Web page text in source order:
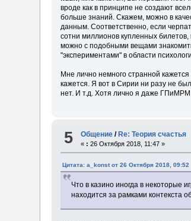
вроде как в принципе не создают
больше знаний. Скажем, можно в
данным. Соответственно, если
сотни миллионов купленных
можно с подобными вещами
"экспериментами" в области
Мне лично немного странной
кажется. Я вот в Сирии ни разу не
нет. И т.д. Хотя лично я даже ГПиМРМ
5 Общение / Re: Теория счастья
« : 26 Октября 2018, 11:47 »
Цитата: a_konst от 26 Октября 2018, 09:52
Что в казино иногда в некоторые
находится за рамками контекста